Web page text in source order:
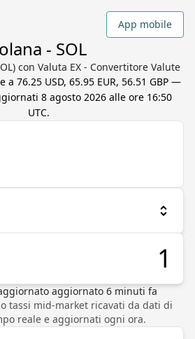
App mobile
- SOL
con Valuta EX - Convertitore Valute
a 76.25 USD, 65.95 EUR, 56.51 GBP—
8 agosto 2026 alle ore 16:50
UTC.
aggiornato 6 minuti fa
tassi mid-market ricavati da dati di
reale e aggiornati ogni ora.